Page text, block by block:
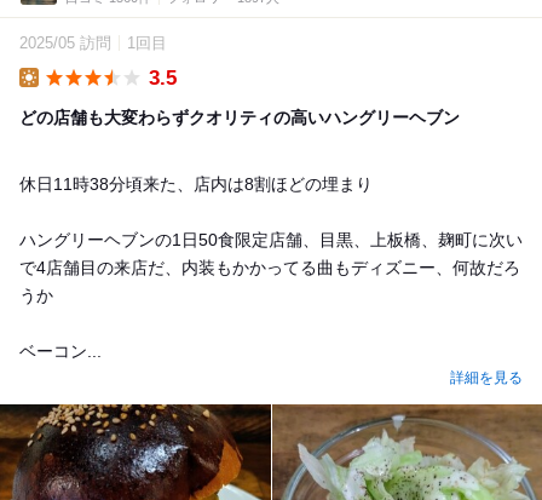
2025/05 訪問 1回目
3.5
どの店舗も大変わらずクオリティの高いハングリーヘブン
休日11時38分頃来た、店内は8割ほどの埋まり
ハングリーヘブンの1日50食限定店舗、目黒、上板橋、麹町に次い
で4店舗目の来店だ、内装もかかってる曲もディズニー、何故だろ
うか
ベーコン...
詳細を見る